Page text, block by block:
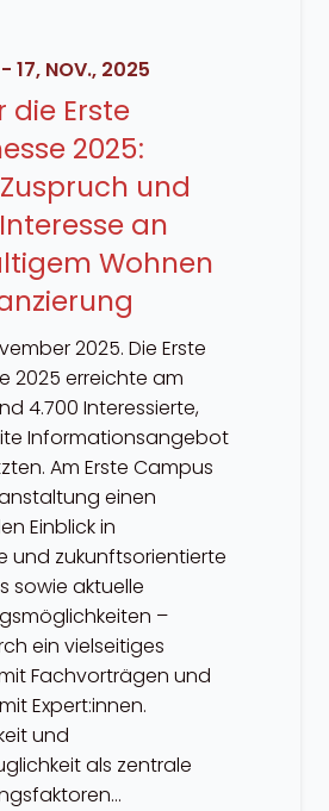
17, NOV., 2025
die Erste
2025:
und
an
Wohnen
2025. Die Erste
2025 erreichte am
4.700 Interessierte,
Informationsangebot
Am Erste Campus
einen
Einblick in
und zukunftsorientierte
sowie aktuelle
–
ein vielseitiges
Fachvorträgen und
Expert:innen.
und
als zentrale